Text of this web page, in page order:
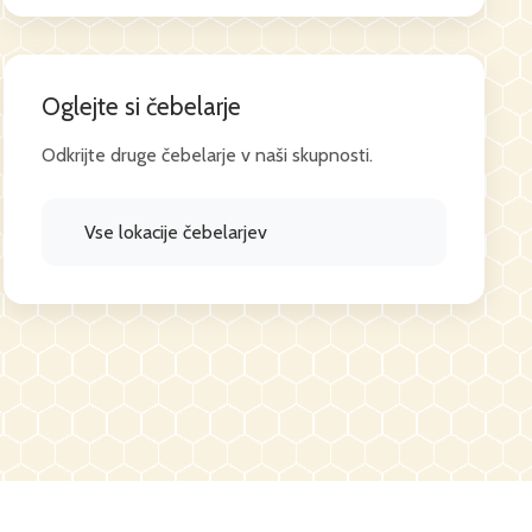
Oglejte si čebelarje
Odkrijte druge čebelarje v naši skupnosti.
Vse lokacije čebelarjev